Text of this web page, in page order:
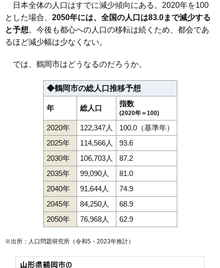
112 五十川 2.0万円 133万円 -15.5%
113 175万円 -6.6%
114 羽黒町黒瀬
116 三和 1.6万円
堅苔沢 1.6万円 61万円
羽黒町川代 1.5万円 244万円
羽黒町十文字 1.5万円 72万円
小岩川 1.4万円 35万円
八色木 1.2万円 254万円
羽黒町手向 1.1万円 112万円
松根 1.1万円 17万円
日本全体の人口はすでに減少傾向にある。2020年を100
とした場合、 2050年には、全国の人口は83.0まで減少する
と予想。今後も都心への人口の移転は続くため、都会であ
るほど減少幅は少なくない。
では、鶴岡市はどうなるのだろうか。
◆鶴岡市の総人口推移予想
年 総人口
指数
(2020年＝100)
2020年 122,347人
100.0（基準年）
2025年
114,566人
93.6
2030年
106,703人
87.2
2035年
99,090人
81.0
2040年
91,644人
74.9
2045年
84,250人
68.9
2050年
76,968人 62.9
※出所：人口問題研究所（令和5・2023年推計）